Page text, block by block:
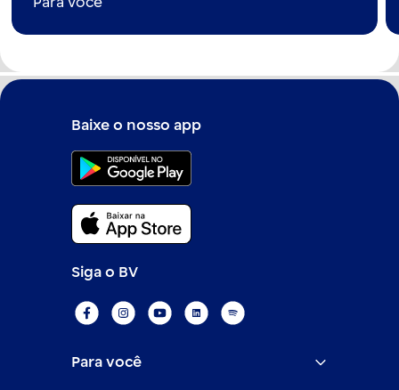
Baixe o nosso app
Siga o BV
Para você